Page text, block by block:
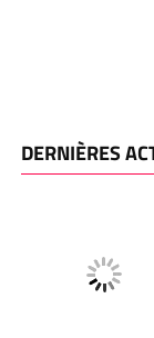
DERNIÈRES